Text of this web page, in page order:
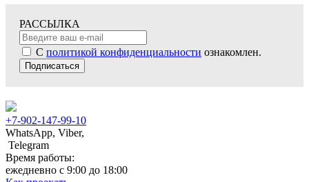
РАССЫЛКА
С политикой конфиденциальности ознакомлен.
Подписаться
+7-902-147-99-10
WhatsApp, Viber,
Telegram
Время работы:
ежедневно с 9:00 до 18:00